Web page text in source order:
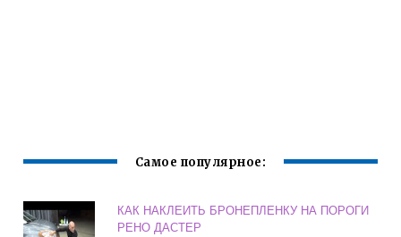
Самое популярное:
КАК НАКЛЕИТЬ БРОНЕПЛЕНКУ НА ПОРОГИ
РЕНО ДАСТЕР